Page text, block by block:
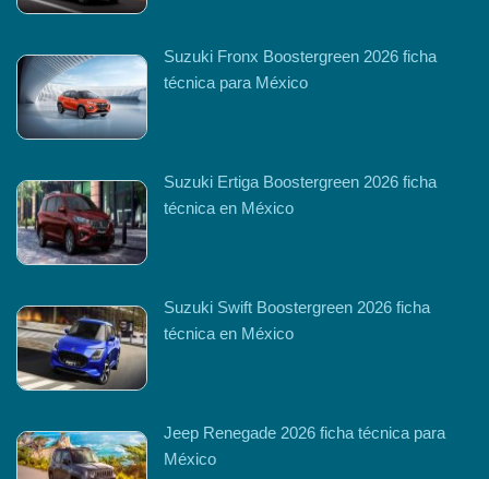
Suzuki Fronx Boostergreen 2026 ficha
técnica para México
Suzuki Ertiga Boostergreen 2026 ficha
técnica en México
Suzuki Swift Boostergreen 2026 ficha
técnica en México
Jeep Renegade 2026 ficha técnica para
México